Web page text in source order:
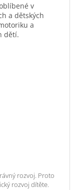
v
a dětských
a
dětí.
rozvoj. Proto
rozvoj dítěte.